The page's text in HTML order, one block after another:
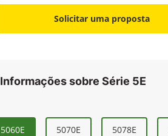
Solicitar uma proposta
Informações sobre Série 5E
5060E 5070E 5078E